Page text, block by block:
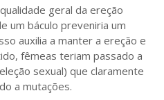
geral da ereção
um báculo preveniria um
auxilia a manter a ereção e
fêmeas teriam passado a
sexual) que claramente
a mutações.